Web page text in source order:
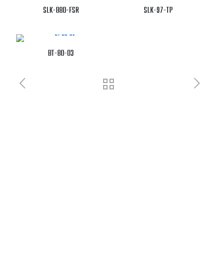
SLK-880-FSR SLK-97-TP
BT-80-03